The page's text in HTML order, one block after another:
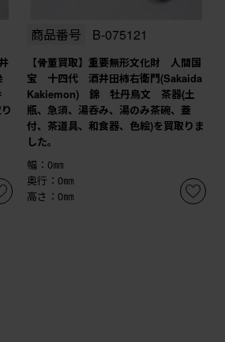
商品番号 B-075121
【骨董買取】重要無形文化財 人間国
宝 十四代 酒井田柿右衛門(Sakaida
Kakiemon) 錦 牡丹鳥文 茶器(土
瓶、急須、湯呑み、湯のみ茶碗、蓋
付、茶道具、和食器、色絵)を買取りま
した。
幅：0㎜
奥行：0㎜
高さ：0㎜